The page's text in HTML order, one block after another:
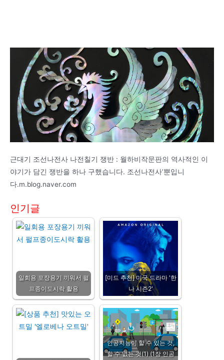
근대기 조선나전사 나전칠기 쟁반 : 월하비작문판의 역사적인 이
야기가 담긴 쟁반을 하나 구했습니다. 조선나전사’뿐입니
다.m.blog.naver.com
인기글
일회용 포장용기 끼워서 펄
프종이도시락 활용
[미드 추천] 미국 드라마 '한
나 시즌2'
인공지능이 할 수 있는 것,
할 수 없는 것(1) (1장 인공